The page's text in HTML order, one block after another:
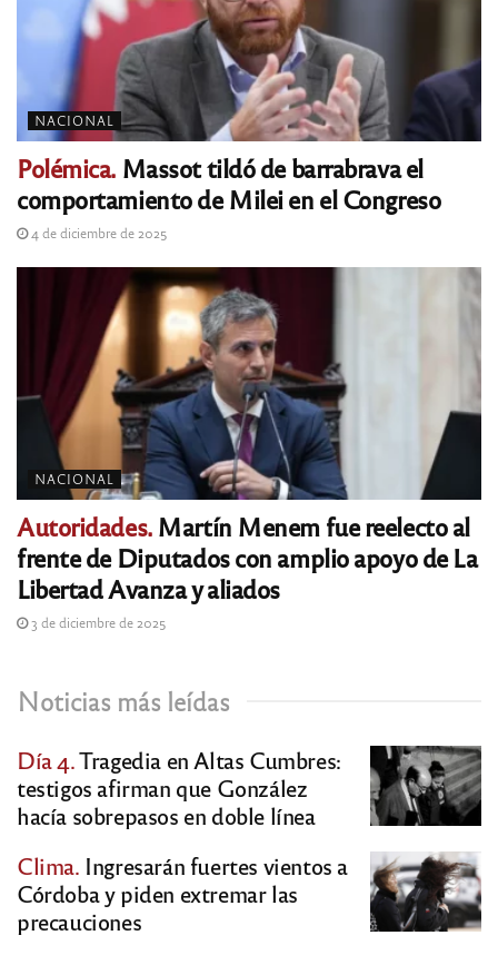
NACIONAL
Polémica. Massot tildó de barrabrava el
comportamiento de Milei en el Congreso
4 de diciembre de 2025
NACIONAL
Autoridades.Martín Menem fue reelecto al
frente de Diputados con amplio apoyo de La
Libertad Avanza y aliados
3 de diciembre de 2025
Noticias más leídas
Día 4.Tragedia en Altas Cumbres:
testigos afirman que González
hacía sobrepasos en doble línea
Clima. Ingresarán fuertes vientos a
Córdoba y piden extremar las
precauciones